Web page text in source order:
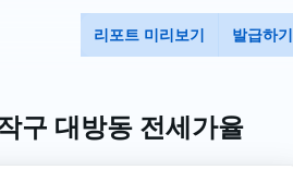
리포트 미리보기 발급하기
구 대방동 전세가율